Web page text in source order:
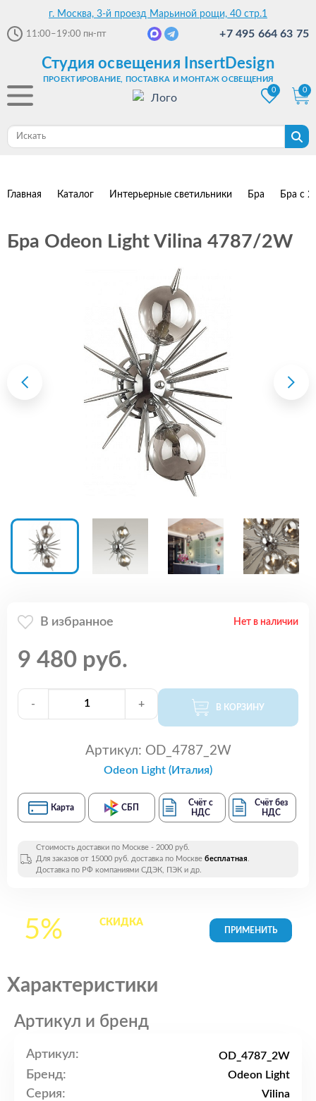
г. Москва, 3-й проезд Марьиной рощи, 40 стр.1
11:00–19:00 пн-пт +7 495 664 63 75
Студия освещения InsertDesign
ПРОЕКТИРОВАНИЕ, ПОСТАВКА И МОНТАЖ ОСВЕЩЕНИЯ
0
0
Главная Каталог Интерьерные светильники Бра Бра с
Бра Odeon Light Vilina 4787/2W
В избранное Нет в наличии
9 480 руб.
- + В КОРЗИНУ
Артикул: OD_4787_2W
Odeon Light (Италия)
Карта СБП
Счёт с
НДС
Счёт без
НДС
Стоимость доставки по Москве - 2000 руб.
Для заказов от 15000 руб. доставка по Москве бесплатная.
Доставка по РФ компаниями СДЭК, ПЭК и др.
5% СКИДКАна все
Характеристики
Артикул и бренд
Артикул: OD_4787_2W
Бренд: Odeon Light
Серия: Vilina